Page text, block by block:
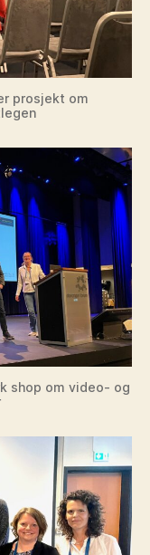
prosjekt om
shop om video- og